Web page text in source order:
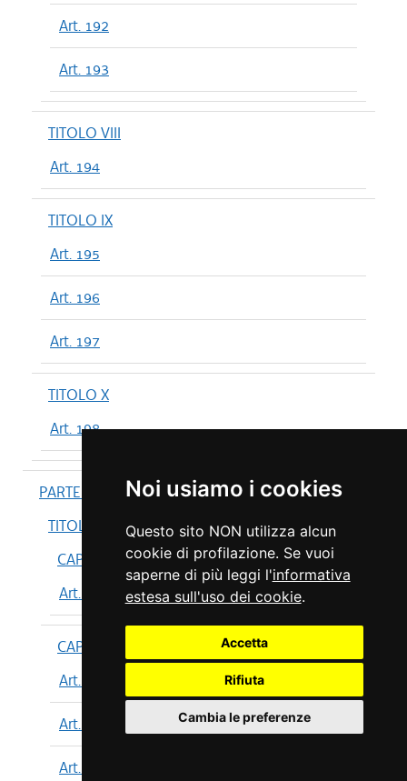
Noi usiamo i cookies
Questo sito NON utilizza alcun
cookie di profilazione. Se vuoi
saperne di più leggi l'informativa
estesa sull'uso dei cookie.
Accetta
Rifiuta
Cambia le preferenze
Art. 192
Art. 193
TITOLO VIII
Art. 194
TITOLO IX
Art. 195
Art. 196
Art. 197
TITOLO X
Art. 198
PARTE IV
TITOLO I
CAPO I
Art. 199
CAPO II
Art. 200
Art. 201
Art. 202